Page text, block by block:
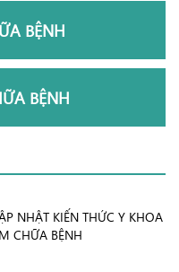
BỆNH
BỆNH
NHẬT KIẾN THỨC Y KHOA
CHỮA BỆNH